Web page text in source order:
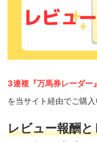
3連複『万馬券レーダー
を当サイト経由でご購入
レビュー報酬